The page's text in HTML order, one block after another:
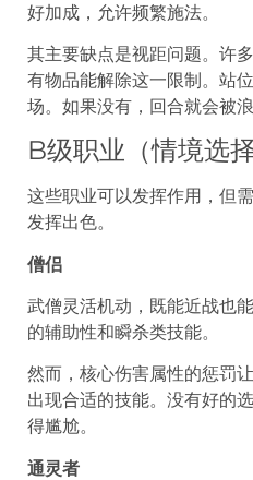
好加成，允许频繁施法。
其主要缺点是视距问题。许
有物品能解除这一限制。站
场。如果没有，回合就会被浪
B级职业（情境选择
这些职业可以发挥作用，但
发挥出色。
僧侣
武僧灵活机动，既能近战也
的辅助性和瞬杀类技能。
然而，核心伤害属性的惩罚
出现合适的技能。没有好的
得尴尬。
通灵者